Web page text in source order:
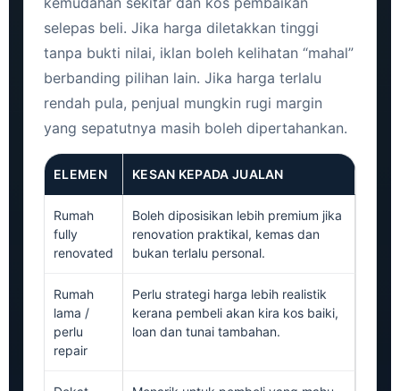
selepas beli. Jika harga diletakkan tinggi
tanpa bukti nilai, iklan boleh kelihatan “mahal”
berbanding pilihan lain. Jika harga terlalu
rendah pula, penjual mungkin rugi margin
yang sepatutnya masih boleh dipertahankan.
ELEMEN KESAN KEPADA JUALAN
Rumah
fully
renovated
Boleh diposisikan lebih premium jika
renovation praktikal, kemas dan
bukan terlalu personal.
Rumah
lama /
perlu
repair
Perlu strategi harga lebih realistik
kerana pembeli akan kira kos baiki,
loan dan tunai tambahan.